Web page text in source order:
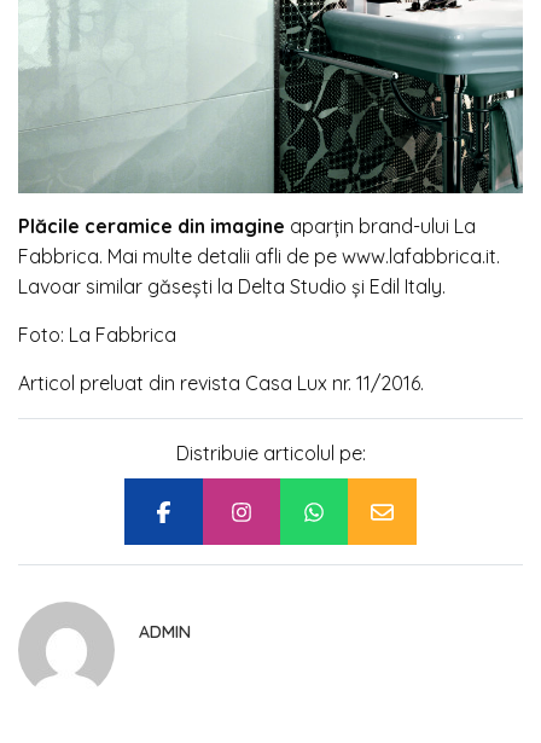
Plăcile ceramice din imagine aparțin brand-ului La
Fabbrica. Mai multe detalii afli de pe www.lafabbrica.it.
Lavoar similar găsești la Delta Studio și Edil Italy.
Foto: La Fabbrica
Articol preluat din revista Casa Lux nr. 11/2016.
Distribuie articolul pe:
ADMIN